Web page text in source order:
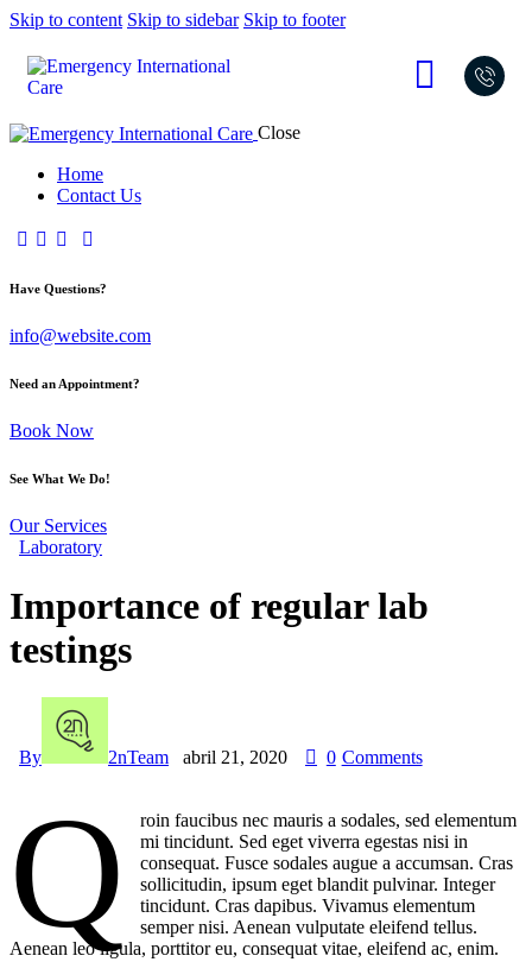
Skip to content Skip to sidebar Skip to footer
Close
Home
Contact Us
Have Questions?
info@website.com
Need an Appointment?
Book Now
See What We Do!
Our Services
Laboratory
Importance of regular lab
testings
By 2nTeam abril 21, 2020 0 Comments
Q
roin faucibus nec mauris a sodales, sed elementum
mi tincidunt. Sed eget viverra egestas nisi in
consequat. Fusce sodales augue a accumsan. Cras
sollicitudin, ipsum eget blandit pulvinar. Integer
tincidunt. Cras dapibus. Vivamus elementum
semper nisi. Aenean vulputate eleifend tellus.
Aenean leo ligula, porttitor eu, consequat vitae, eleifend ac, enim.